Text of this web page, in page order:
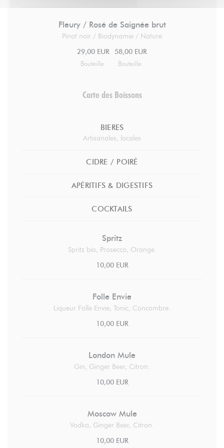
Fleury / Rosé de Saignée brut
Pinot noir / Biodynamie / Nature
29,00 EUR
Bouteille.
58,00 EUR
Bouteille.
Carte des Boissons
BIERES
Artisanales, locales
CIDRE / POIRÉ
APÉRITIFS & DIGESTIFS
COCKTAILS
Spritz
Spritz bio, Prosecco, Orange.
10,00 EUR
Folle Envie
Liqueur Folle Envie, Tonic, Concombre.
10,00 EUR
London Mule
Gin, Ginger Beer, Citron.
10,00 EUR
Moscow Mule
Vodka, Ginger Beer, Citron.
10,00 EUR